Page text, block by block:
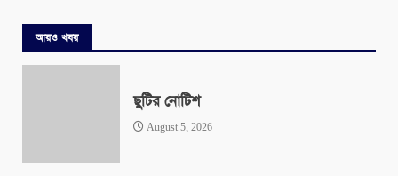
আরও খবর
ছুটির নোটিশ
August 5, 2026